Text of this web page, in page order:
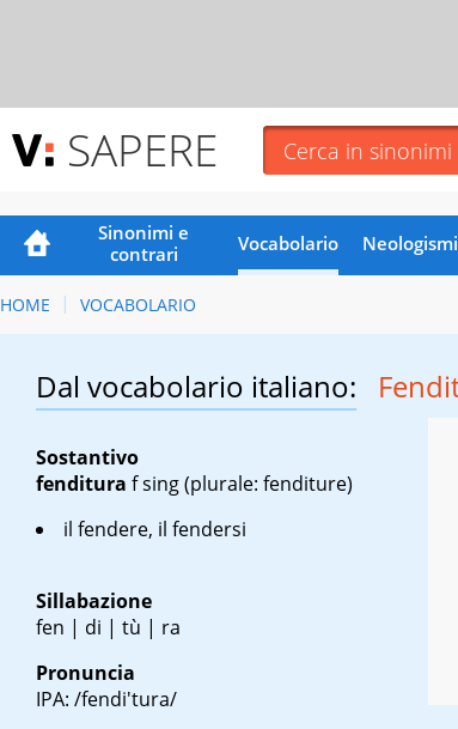
SAPERE
Sinonimi e
contrari
Vocabolario Neologismi
HOME VOCABOLARIO
Dal vocabolario italiano:
Sostantivo
fenditura f sing(plurale: fenditure)
il fendere, il fendersi
Sillabazione
fen | di | tù | ra
Pronuncia
IPA: /fendi'tura/